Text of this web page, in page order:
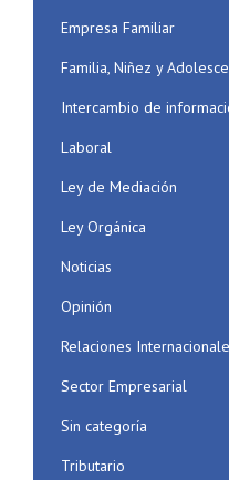
Empresa Familiar
Familia, Niñez y
Intercambio de
Laboral
Ley de Mediación
Ley Orgánica
Noticias
Opinión
Relaciones
Sector Empresarial
Sin categoría
Tributario